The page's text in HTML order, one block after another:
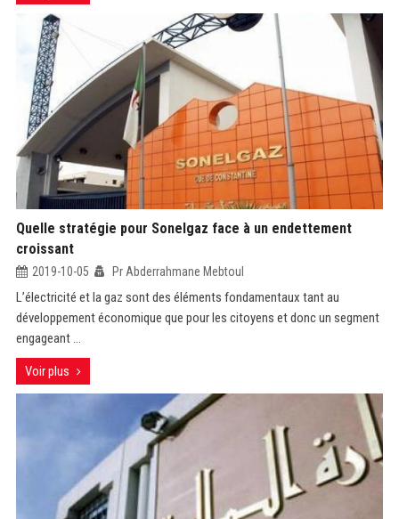
Quelle stratégie pour Sonelgaz face à un endettement
croissant
2019-10-05 Pr Abderrahmane Mebtoul
L’électricité et la gaz sont des éléments fondamentaux tant au
développement économique que pour les citoyens et donc un segment
engageant ...
Voir plus